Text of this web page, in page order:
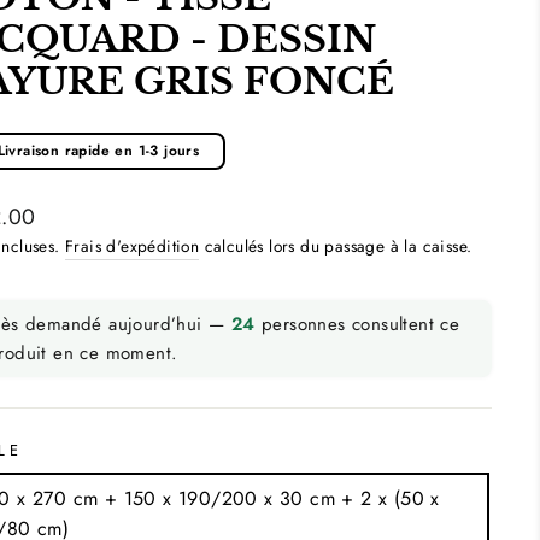
- DESSIN
GRIS FONCÉ
rapide en 1-3 jours
Frais d'expédition calculés lors du passage à la caisse.
demandé aujourd’hui — 24 personnes consultent ce
en ce moment.
x 270 cm + 150 x 190/200 x 30 cm + 2 x (50 x
cm)